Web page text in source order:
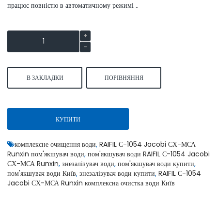
працює повністю в автоматичному режимі ..
В ЗАКЛАДКИ ПОРІВНЯННЯ
КУПИТИ
комплексне очищення води, RAIFIL С-1054 Jacobi СХ-МСА
Runxin пом'якшувач води, пом'якшувач води RAIFIL С-1054 Jacobi
СХ-МСА Runxin, знезалізувач води, пом'якшувач води купити,
пом'якшувач води Київ, знезалізувач води купити, RAIFIL С-1054
Jacobi СХ-МСА Runxin комплексна очистка води Київ